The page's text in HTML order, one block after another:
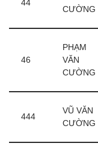
44
CƯỜNG
46
PHẠM
VĂN
CƯỜNG
444
VŨ VĂN
CƯỜNG